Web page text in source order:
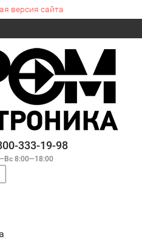
версия сайта
333-19-98
8:00—18:00